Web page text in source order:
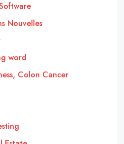
Nouvelles
word
Colon Cancer